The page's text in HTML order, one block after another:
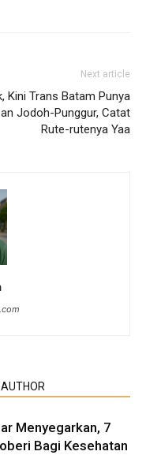
Next article
Kini Trans Batam Punya
Jodoh-Punggur, Catat
Rute-rutenya Yaa
Menyegarkan, 7
Bagi Kesehatan